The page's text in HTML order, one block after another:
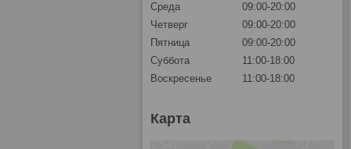
Среда
09:00-20:00
Четверг
09:00-20:00
Пятница
09:00-20:00
Суббота
11:00-18:00
Воскресенье
11:00-18:00
Карта